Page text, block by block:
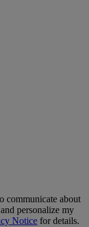
communicate about
personalize my
Notice for details.